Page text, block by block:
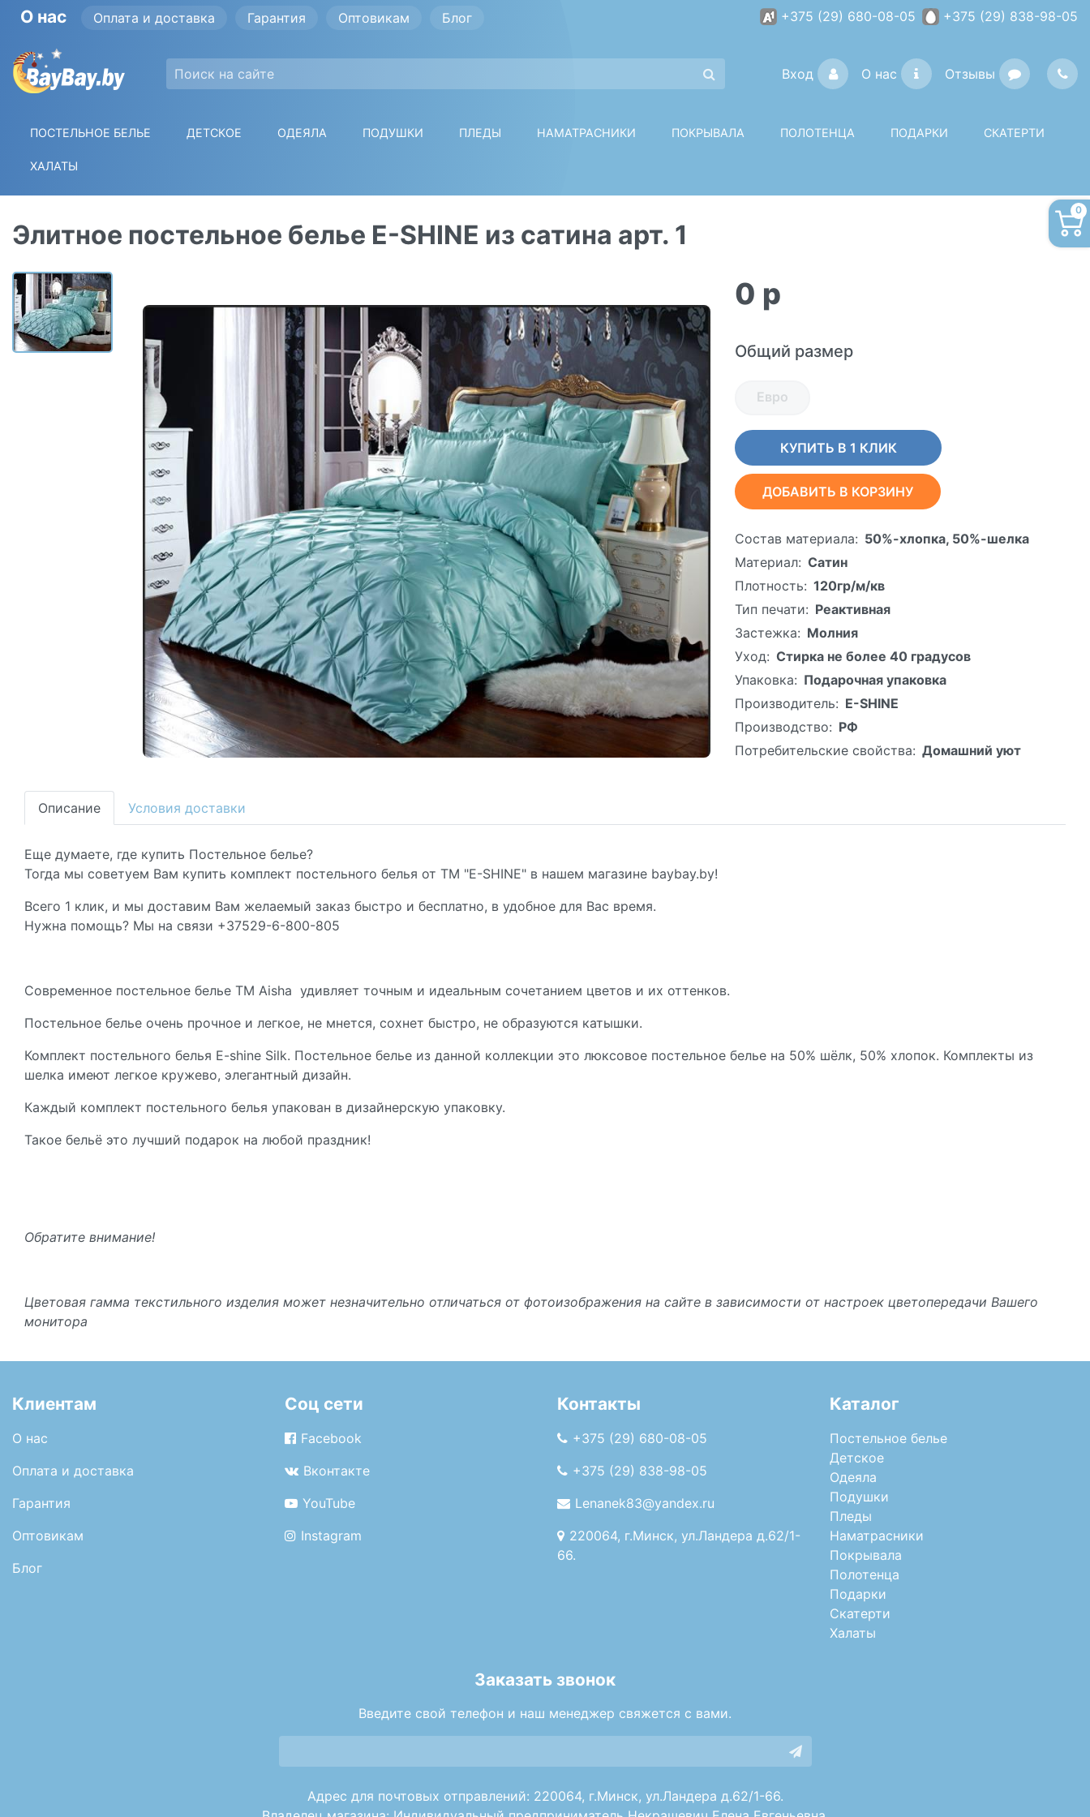
О нас Оплата и доставка Гарантия Оптовикам Блог +375 (29) 680-08-05 +375 (29) 838-98-05
Вход О нас Отзывы
0
ПОСТЕЛЬНОЕ БЕЛЬЕ ДЕТСКОЕ ОДЕЯЛА ПОДУШКИ ПЛЕДЫ НАМАТРАСНИКИ ПОКРЫВАЛА ПОЛОТЕНЦА ПОДАРКИ СКАТЕРТИ
ХАЛАТЫ
Элитное постельное белье E-SHINE из сатина арт. 1
0 p
Общий размер
Евро
КУПИТЬ В 1 КЛИК
ДОБАВИТЬ В КОРЗИНУ
Состав материала: 50%-хлопка, 50%-шелка
Материал: Сатин
Плотность: 120гр/м/кв
Тип печати: Реактивная
Застежка: Молния
Уход: Стирка не более 40 градусов
Упаковка: Подарочная упаковка
Производитель: E-SHINE
Производство: РФ
Потребительские свойства: Домашний уют
Описание Условия доставки
Еще думаете, где купить Постельное белье?
Тогда мы советуем Вам купить комплект постельного белья от ТМ "E-SHINE" в нашем магазине baybay.by!
Всего 1 клик, и мы доставим Вам желаемый заказ быстро и бесплатно, в удобное для Вас время.
Нужна помощь? Мы на связи +37529-6-800-805
Современное постельное белье ТМ Aisha удивляет точным и идеальным сочетанием цветов и их оттенков.
Постельное белье очень прочное и легкое, не мнется, сохнет быстро, не образуются катышки.
Комплект постельного белья E-shine Silk. Постельное белье из данной коллекции это люксовое постельное белье на 50% шёлк, 50% хлопок. Комплекты из
шелка имеют легкое кружево, элегантный дизайн.
Каждый комплект постельного белья упакован в дизайнерскую упаковку.
Такое бельё это лучший подарок на любой праздник!
Обратите внимание!
Цветовая гамма текстильного изделия может незначительно отличаться от фотоизображения на сайте в зависимости от настроек цветопередачи Вашего
монитора
Клиентам
О нас
Оплата и доставка
Гарантия
Оптовикам
Блог
Соц сети
Facebook
Вконтакте
YouTube
Instagram
Контакты
+375 (29) 680-08-05
+375 (29) 838-98-05
Lenanek83@yandex.ru
220064, г.Минск, ул.Ландера д.62/1-
66.
Каталог
Постельное белье
Детское
Одеяла
Подушки
Пледы
Наматрасники
Покрывала
Полотенца
Подарки
Скатерти
Халаты
Заказать звонок
Введите свой телефон и наш менеджер свяжется с вами.
Адрес для почтовых отправлений: 220064, г.Минск, ул.Ландера д.62/1-66.